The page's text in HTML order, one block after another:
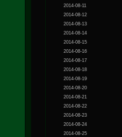
2014-08-11
2014-08-12
2014-08-13
2014-08-14
2014-08-15
2014-08-16
2014-08-17
2014-08-18
2014-08-19
2014-08-20
2014-08-21
2014-08-22
2014-08-23
2014-08-24
2014-08-25